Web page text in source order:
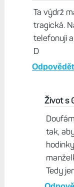
Ta výdrž
tragická.
telefonují
D
Odpovědět
Život s
tak,
Tedy